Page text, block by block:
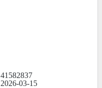
41582837
2026-03-15